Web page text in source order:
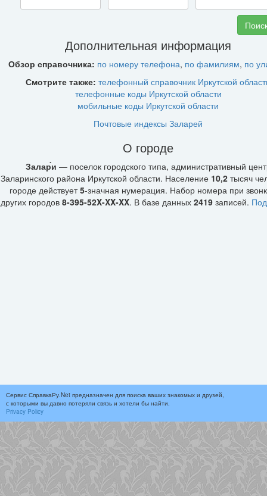
Дополнительная информация
Обзор справочника: по номеру телефона, по фамилиям, по
Смотрите также: телефонный справочник Иркутской
телефонные коды Иркутской области
мобильные коды Иркутской области
Почтовые индексы Заларей
О городе
Залар́и — поселок городского типа, административный
Заларинского района Иркутской области. Население 10,2тысяч
городе действует5-значная нумерация. Набор номера при
других городов 8-395-52X-XX-XX. В базе данных 2419 записей.
Сервис СправкаРу.Net предназначен для поиска ваших знакомых и друзей,
с которыми вы давно потеряли связь и хотели бы найти.
Privacy Policy